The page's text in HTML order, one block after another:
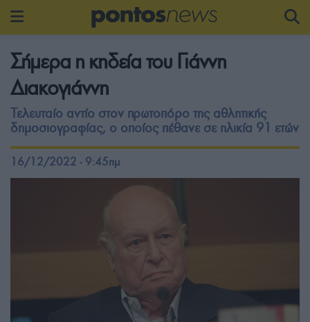
Σήμερα η κηδεία του Γιάννη
Διακογιάννη
Τελευταίο αντίο στον πρωτοπόρο της αθλητικής
δημοσιογραφίας, ο οποίος πέθανε σε ηλικία 91 ετών
16/12/2022 - 9:45πμ